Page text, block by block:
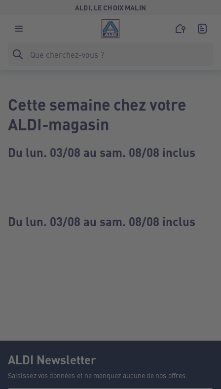
ALDI, LE CHOIX MALIN
Cette semaine chez votre
ALDI-magasin
Du lun. 03/08 au sam. 08/08 inclus
Du lun. 03/08 au sam. 08/08 inclus
ALDI Newsletter
Saisissez vos données et ne manquez aucune de nos offres.